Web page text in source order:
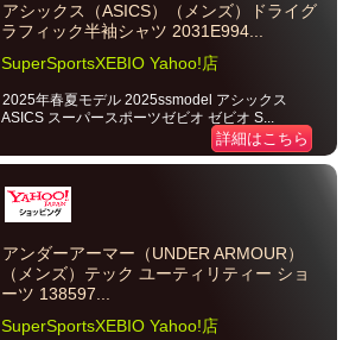
アシックス（ASICS）（メンズ）ドライグ
ラフィック半袖シャツ 2031E994...
SuperSportsXEBIO Yahoo!店
2025年春夏モデル 2025ssmodel アシックス
ASICS スーパースポーツゼビオ ゼビオ S...
詳細はこちら
アンダーアーマー（UNDER ARMOUR）
（メンズ）テック ユーティリティー ショ
ーツ 138597...
SuperSportsXEBIO Yahoo!店